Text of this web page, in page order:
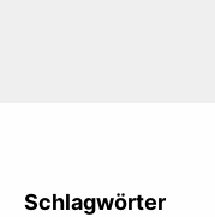
Schlagwörter